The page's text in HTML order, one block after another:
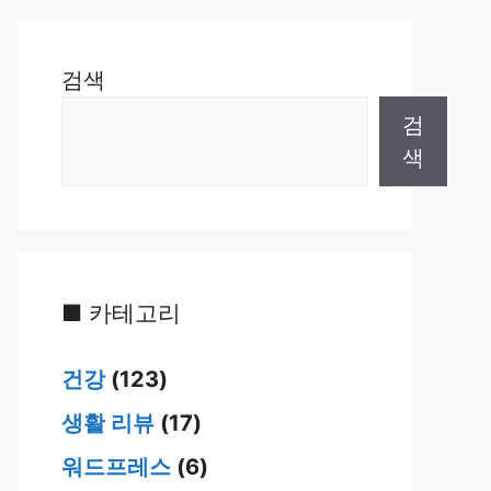
검색
검
색
■ 카테고리
건강(123)
생활 리뷰 (17)
워드프레스 (6)